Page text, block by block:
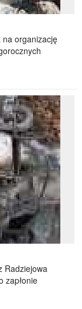
organizację
Radziejowa
zapłonie